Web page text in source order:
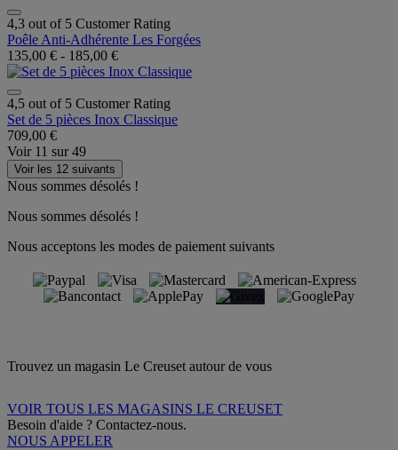
4,3 out of 5 Customer Rating
Poêle Anti-Adhérente Les Forgées
135,00 € - 185,00 €
4,5 out of 5 Customer Rating
Set de 5 pièces Inox Classique
709,00 €
Voir 11 sur49
Voir les 12 suivants
Nous sommes désolés !
Nous sommes désolés !
Nous acceptons les modes de paiement suivants
Trouvez un magasin Le Creuset autour de vous
VOIR TOUS LES MAGASINS LE CREUSET
Besoin d'aide ? Contactez-nous.
NOUS APPELER